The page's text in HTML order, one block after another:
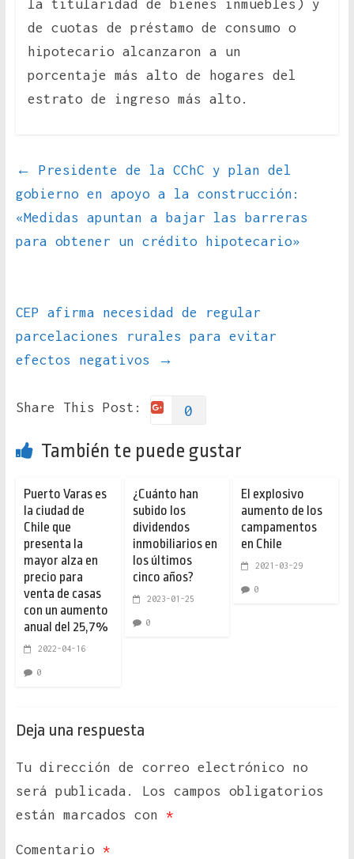
la titularidad de bienes inmuebles) y
de cuotas de préstamo de consumo o
hipotecario alcanzaron a un
porcentaje más alto de hogares del
estrato de ingreso más alto.
←
Presidente de la CChC y plan del
gobierno en apoyo a la construcción:
«Medidas apuntan a bajar las barreras
para obtener un crédito hipotecario»
CEP afirma necesidad de regular
parcelaciones rurales para evitar
efectos negativos
→
Share This Post: 0
También te puede gustar
Puerto Varas es
la ciudad de
Chile que
presenta la
mayor alza en
precio para
venta de casas
con un aumento
anual del 25,7%
2022-04-16
0
¿Cuánto han
subido los
dividendos
inmobiliarios en
los últimos
cinco años?
2023-01-25
0
El explosivo
aumento de los
campamentos
en Chile
2021-03-29
0
Deja una respuesta
Tu dirección de correo electrónico no
será publicada.
Los campos obligatorios
están marcados con *
Comentario *